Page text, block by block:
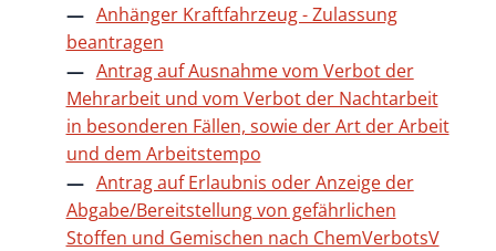
Anhänger Kraftfahrzeug - Zulassung
beantragen
Antrag auf Ausnahme vom Verbot der
Mehrarbeit und vom Verbot der Nachtarbeit
in besonderen Fällen, sowie der Art der Arbeit
und dem Arbeitstempo
Antrag auf Erlaubnis oder Anzeige der
Abgabe/Bereitstellung von gefährlichen
Stoffen und Gemischen nach ChemVerbotsV